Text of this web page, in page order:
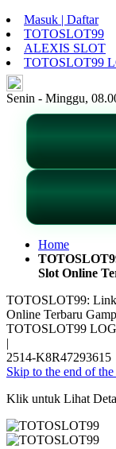
Masuk | Daftar
TOTOSLOT99
ALEXIS SLOT
TOTOSLOT99
Senin - Minggu,
Home
Slot Online
TOTOSLOT99: Link
Online Terbaru
TOTOSLOT99
|
2514-K8R47293615
Skip to the end of
Klik untuk Lihat